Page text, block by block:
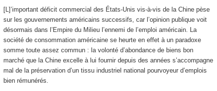
[L]’important déficit commercial des États-Unis vis-à‑vis de la Chine pèse
sur les gouvernements américains successifs, car l’opinion publique voit
désormais dans l’Empire du Milieu l’ennemi de l’emploi américain. La
société de consommation américaine se heurte en effet à un paradoxe
somme toute assez commun : la volonté d’abondance de biens bon
marché que la Chine excelle à lui fournir depuis des années s’accompagne
mal de la préservation d’un tissu industriel national pourvoyeur d’emplois
bien rémunérés.